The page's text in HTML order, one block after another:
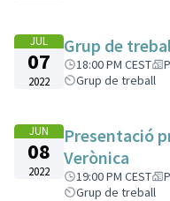
JUL
07
2022
Grup de
18:00 PM CEST
Grup de treball
JUN
08
2022
Presentació
Verònica
19:00 PM CEST
Grup de treball